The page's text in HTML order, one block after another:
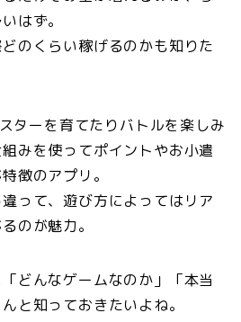
はず。
のくらい稼げるのかも知りた
ターを育てたりバトルを楽しみ
みを使ってポイントやお小遣
徴のアプリ。
って、遊び方によってはリア
のが魅力。
どんなゲームなのか」「本当
と知っておきたいよね。